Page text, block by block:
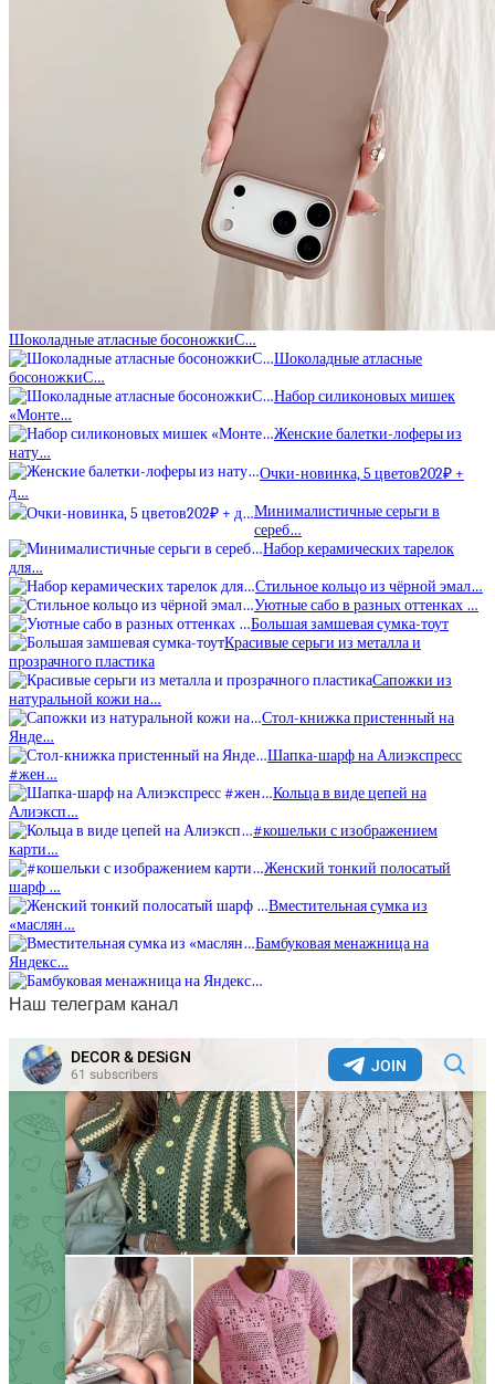
Шоколадные атласные босоножкиС…
Шоколадные атласные
босоножкиС…
Набор силиконовых мишек
«Монте…
Женские балетки-лоферы из
нату…
Очки-новинка, 5 цветов202₽ +
д…
Минималистичные серьги в
сереб…
Набор керамических тарелок
для…
Стильное кольцо из чёрной эмал…
Уютные сабо в разных оттенках …
Большая замшевая сумка-тоут
Красивые серьги из металла и
прозрачного пластика
Сапожки из
натуральной кожи на…
Стол-книжка пристенный на
Янде…
Шапка-шарф на Алиэкспресс
#жен…
Кольца в виде цепей на
Алиэксп…
#кошельки с изображением
карти…
Женский тонкий полосатый
шарф …
Вместительная сумка из
«маслян…
Бамбуковая менажница на
Яндекс…
Наш телеграм канал